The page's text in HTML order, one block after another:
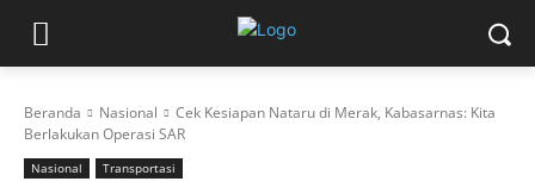
Beranda Nasional
Cek Kesiapan Nataru di Merak, Kabasarnas: Kita
Berlakukan Operasi SAR
Nasional Transportasi